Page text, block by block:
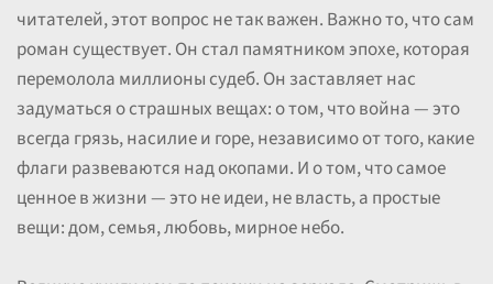
читателей, этот вопрос не так важен. Важно то, что сам
роман существует. Он стал памятником эпохе, которая
перемолола миллионы судеб. Он заставляет нас
задуматься о страшных вещах: о том, что война — это
всегда грязь, насилие и горе, независимо от того, какие
флаги развеваются над окопами. И о том, что самое
ценное в жизни — это не идеи, не власть, а простые
вещи: дом, семья, любовь, мирное небо.